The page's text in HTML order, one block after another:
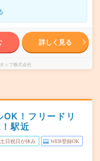
詳しく見る
ッフ株式会社
！フリードリ
駅近
土日祝日が休み WEB登録OK